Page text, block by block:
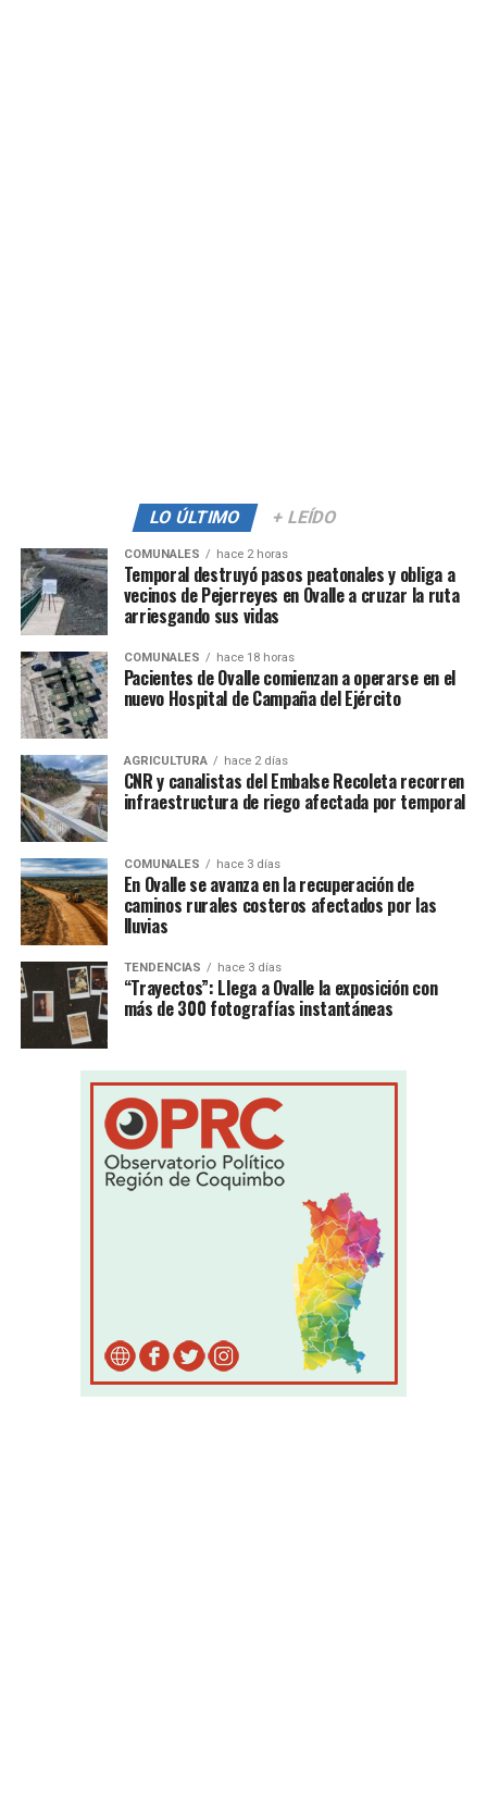
LO ÚLTIMO + LEÍDO
COMUNALES hace 2 horas
Temporal destruyó pasos peatonales y obliga a
vecinos de Pejerreyes en Ovalle a cruzar la ruta
arriesgando sus vidas
COMUNALES hace 18 horas
Pacientes de Ovalle comienzan a operarse en el
nuevo Hospital de Campaña del Ejército
AGRICULTURA hace 2 días
CNR y canalistas del Embalse Recoleta recorren
infraestructura de riego afectada por temporal
COMUNALES hace 3 días
En Ovalle se avanza en la recuperación de
caminos rurales costeros afectados por las
lluvias
TENDENCIAS hace 3 días
“Trayectos”: Llega a Ovalle la exposición con
más de 300 fotografías instantáneas